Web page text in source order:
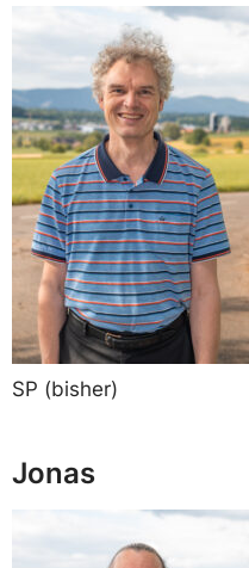
SP (bisher)
Jonas